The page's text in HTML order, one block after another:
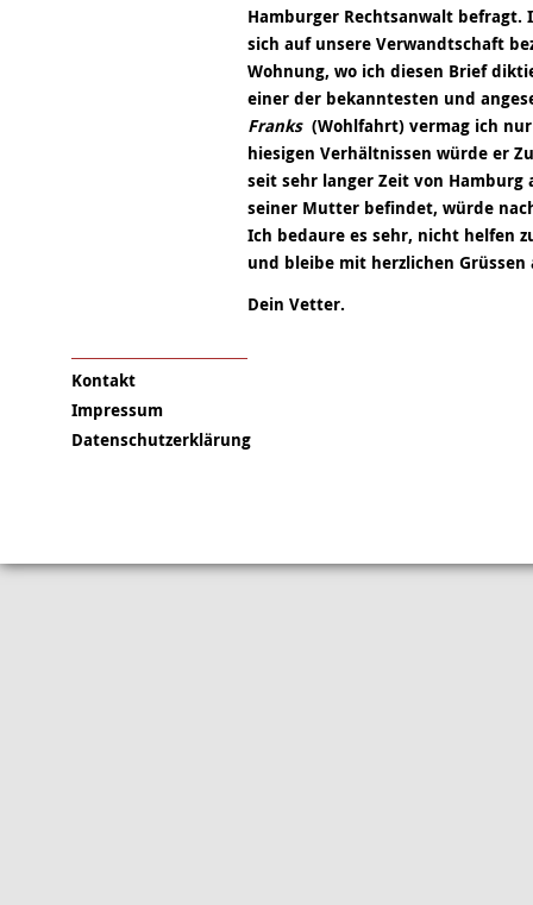
Hamburger Rechtsanwalt
sich auf unsere Verwandtschaft
Wohnung, wo ich diesen Brief
einer der bekanntesten und
Franks(Wohlfahrt) vermag ich
hiesigen Verhältnissen würde er
seit sehr langer Zeit von Hamburg
seiner Mutter befindet, würde
Ich bedaure es sehr, nicht helfen
und bleibe mit herzlichen Grüssen
Dein Vetter.
Kontakt
Impressum
Datenschutzerklärung